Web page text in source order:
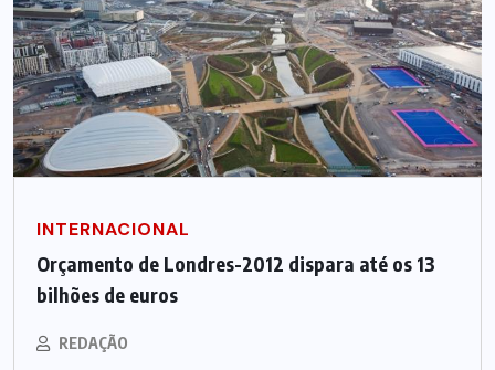
INTERNACIONAL
Orçamento de Londres-2012 dispara até os 13
bilhões de euros
REDAÇÃO